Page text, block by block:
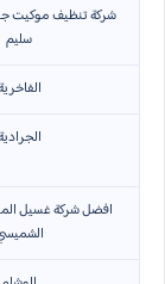
شركة تنظيف موكيت
سليم
افضل شركة غسيل